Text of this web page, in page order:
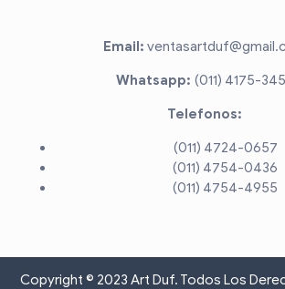
Email:
Whatsapp: (011) 4175-
Telefonos:
(011) 4724-0657
(011) 4754-0436
(011) 4754-4955
Copyright © 2023 Art Duf. Todos Los